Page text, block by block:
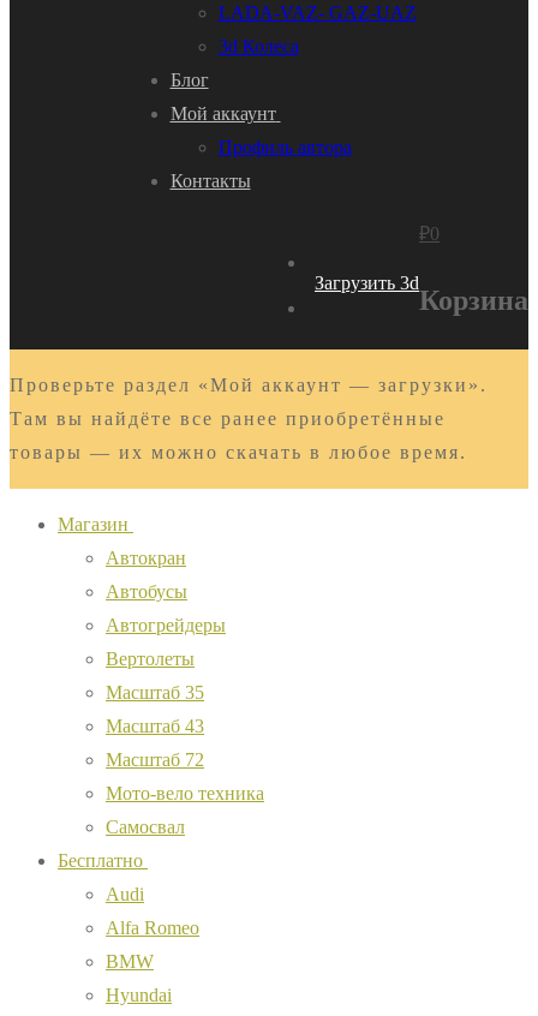
LADA-VAZ- GAZ-UAZ
3d Колеса
Блог
Мой аккаунт
Профиль автора
Контакты
Загрузить 3d
₽0
Корзина
Проверьте раздел «Мой аккаунт — загрузки».
Там вы найдёте все ранее приобретённые
товары — их можно скачать в любое время.
Магазин
Автокран
Автобусы
Автогрейдеры
Вертолеты
Масштаб 35
Масштаб 43
Масштаб 72
Мото-вело техника
Самосвал
Бесплатно
Audi
Alfa Romeo
BMW
Hyundai